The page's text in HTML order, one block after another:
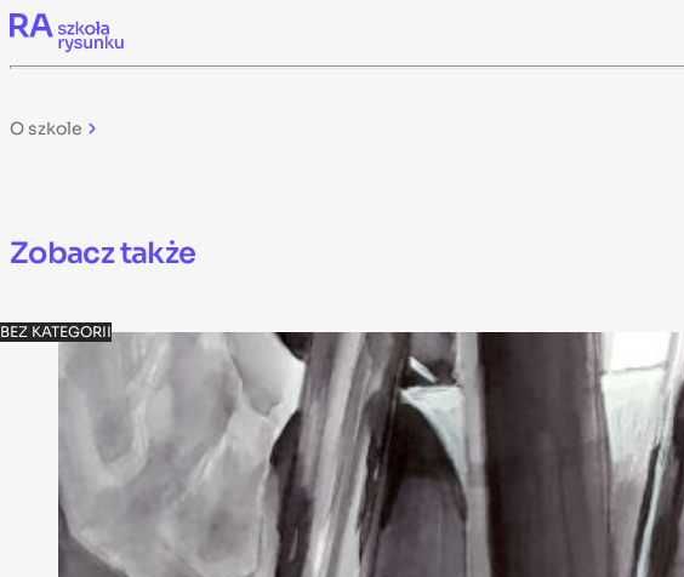
Skip to content
O szkole
Zobacz także
BEZ KATEGORII